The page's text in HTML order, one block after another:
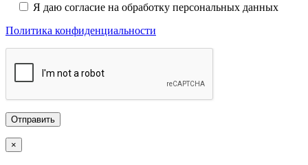
Я даю согласие на обработку персональных данных
Политика конфиденциальности
×